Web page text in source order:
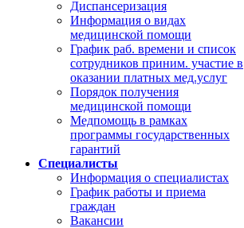
Диспансеризация
Информация о видах
медицинской помощи
График раб. времени и список
сотрудников приним. участие в
оказании платных мед.услуг
Порядок получения
медицинской помощи
Медпомощь в рамках
программы государственных
гарантий
Специалисты
Информация о специалистах
График работы и приема
граждан
Вакансии